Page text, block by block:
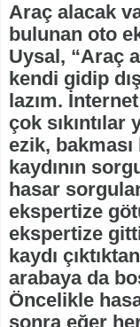
Araç alacak
bulunan oto
Uysal, “Araç
kendi gidip
lazım.
çok sıkıntılar
ezik,
kaydının
hasar
ekspertize
ekspertize
kaydı
arabaya da
Öncelikle
sonra eğer